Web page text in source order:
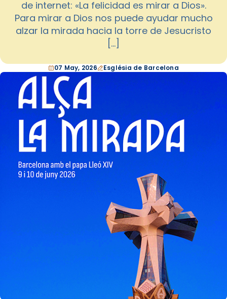
de internet: «La felicidad es mirar a Dios».
Para mirar a Dios nos puede ayudar mucho
alzar la mirada hacia la torre de Jesucristo
[…]
07 May, 2026 Església de Barcelona